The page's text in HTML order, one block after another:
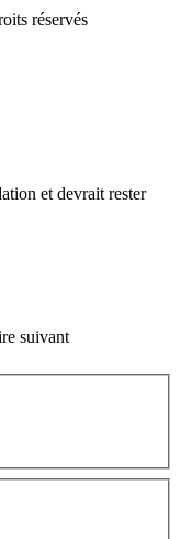
réservés
et devrait rester
suivant